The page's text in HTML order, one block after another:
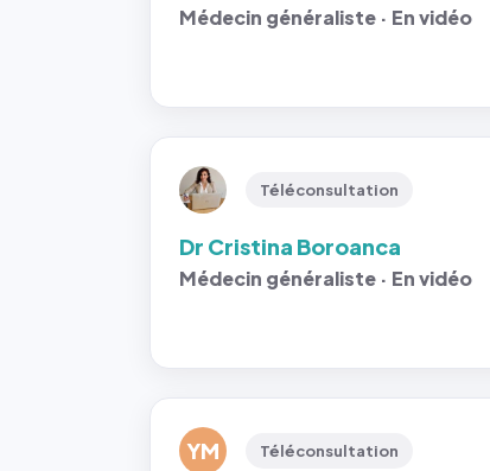
Médecin généraliste · En vidéo
Téléconsultation
Dr Cristina Boroanca
Médecin généraliste · En vidéo
YM Téléconsultation